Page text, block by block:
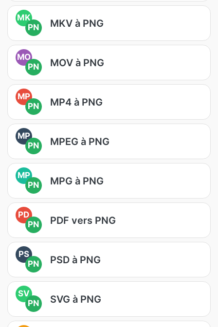
MK
PN
MKV à PNG
MO
PN
MOV à PNG
MP
PN
MP4 à PNG
MP
PN
MPEG à PNG
MP
PN
MPG à PNG
PD
PN
PDF vers PNG
PS
PN
PSD à PNG
SV
PN
SVG à PNG